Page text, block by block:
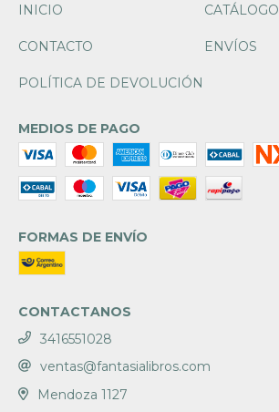
INICIO
CATÁLOGO
CONTACTO ENVÍOS
POLÍTICA DE DEVOLUCIÓN
MEDIOS DE PAGO
FORMAS DE ENVÍO
CONTACTANOS
3416551028
ventas@fantasialibros.com
Mendoza 1127